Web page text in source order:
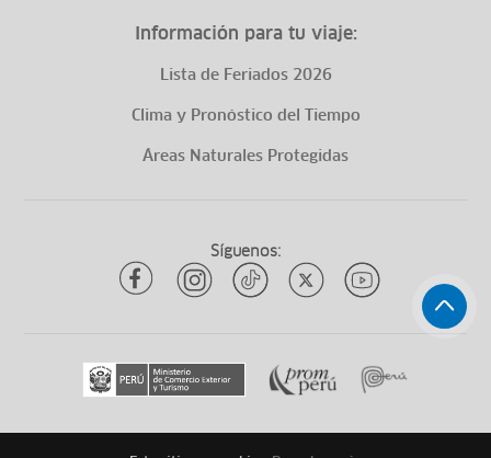
Información para tu viaje:
Lista de Feriados 2026
Clima y Pronóstico del Tiempo
Áreas Naturales Protegidas
Síguenos: